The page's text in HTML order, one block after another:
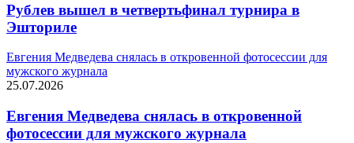
Рублев вышел в четвертьфинал турнира в
Эшториле
Евгения Медведева снялась в откровенной фотосессии для
мужского журнала
25.07.2026
Евгения Медведева снялась в откровенной
фотосессии для мужского журнала